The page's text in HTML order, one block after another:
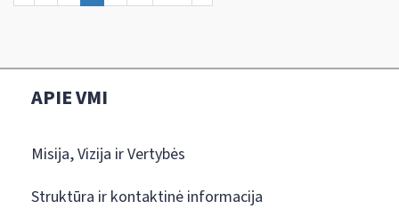
APIE VMI
Misija, Vizija ir Vertybės
Struktūra ir kontaktinė informacija